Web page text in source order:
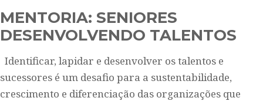
MENTORIA: SENIORES
DESENVOLVENDO TALENTOS
Identificar, lapidar e desenvolver os talentos e
sucessores é um desafio para a sustentabilidade,
crescimento e diferenciação das organizações que